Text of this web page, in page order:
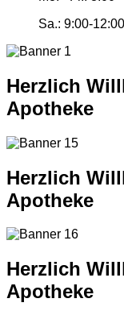
Sa.: 9:00-
Herzlich
Apotheke
Herzlich
Apotheke
Herzlich
Apotheke